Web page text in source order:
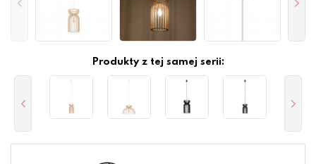
Produkty z tej samej serii: